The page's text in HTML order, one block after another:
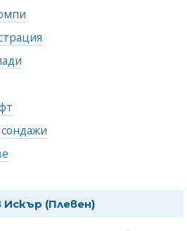
(Плевен)